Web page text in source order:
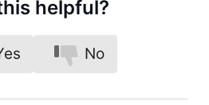
helpful?
No